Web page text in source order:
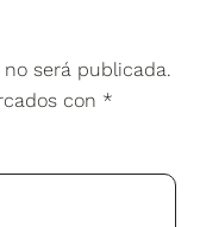
será publicada.
con *